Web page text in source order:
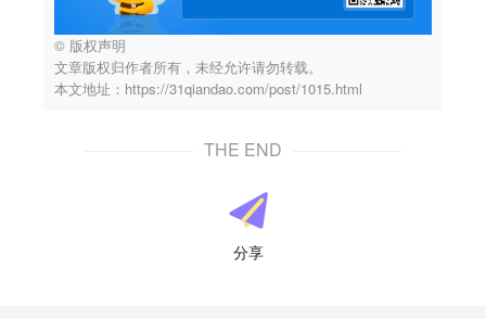
© 版权声明
文章版权归作者所有，未经允许请勿转载。
本文地址：https://31qiandao.com/post/1015.html
THE END
分享